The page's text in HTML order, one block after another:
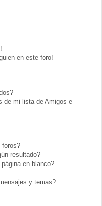
en este foro!
de mi lista de Amigos e
foros?
resultado?
en blanco?
y temas?